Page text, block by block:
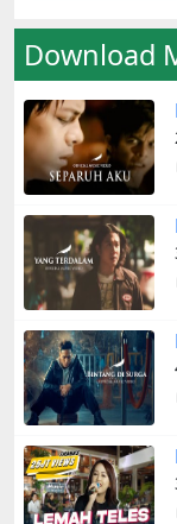
Download